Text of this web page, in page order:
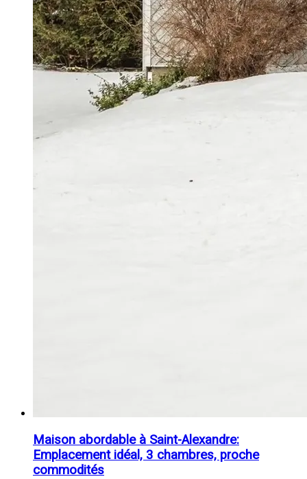
Maison abordable à Saint-Alexandre:
Emplacement idéal, 3 chambres, proche
commodités